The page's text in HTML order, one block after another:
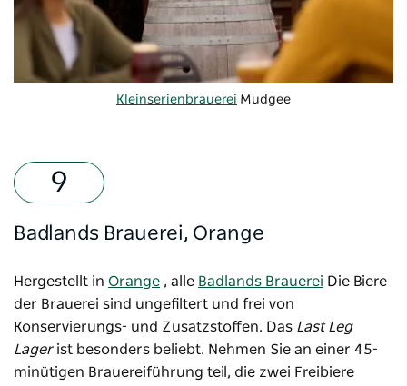
Kleinserienbrauerei Mudgee
Badlands Brauerei, Orange
Hergestellt in Orange , alle Badlands Brauerei Die Biere
der Brauerei sind ungefiltert und frei von
Konservierungs- und Zusatzstoffen. Das Last Leg
Lagerist besonders beliebt. Nehmen Sie an einer 45-
minütigen Brauereiführung teil, die zwei Freibiere